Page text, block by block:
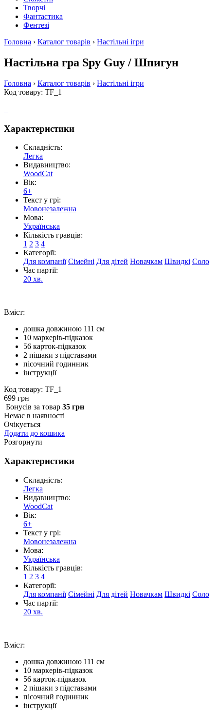
Творчі
Фантастика
Фентезі
Головна › Каталог товарів › Настільні ігри
Настільна гра Spy Guy / Шпигун
Головна › Каталог товарів › Настільні ігри
Код товару: TF_1
Характеристики
Складність:
Легка
Видавництво:
WoodCat
Вік:
6+
Текст у грі:
Мовонезалежна
Мова:
Українська
Кількість гравців:
1 2 3 4
Категорії:
Для компанії Сімейні Для дітей Новачкам Швидкі Соло
Час партії:
20 хв.
Вміст:
дошка довжиною 111 см
10 маркерів-підказок
56 карток-підказок
2 пішаки з підставами
пісочний годинник
інструкції
Код товару: TF_1
699 грн
Бонусiв за товар 35 грн
Немає в наявності
Очікується
Додати до кошика
Розгорнути
Характеристики
Складність:
Легка
Видавництво:
WoodCat
Вік:
6+
Текст у грі:
Мовонезалежна
Мова:
Українська
Кількість гравців:
1 2 3 4
Категорії:
Для компанії Сімейні Для дітей Новачкам Швидкі Соло
Час партії:
20 хв.
Вміст:
дошка довжиною 111 см
10 маркерів-підказок
56 карток-підказок
2 пішаки з підставами
пісочний годинник
інструкції